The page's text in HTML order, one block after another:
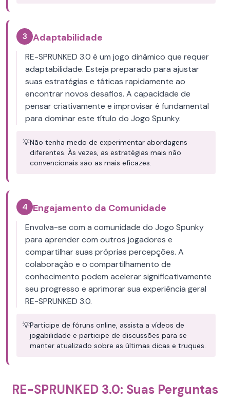
3 Adaptabilidade
RE-SPRUNKED 3.0 é um jogo dinâmico que requer
adaptabilidade. Esteja preparado para ajustar
suas estratégias e táticas rapidamente ao
encontrar novos desafios. A capacidade de
pensar criativamente e improvisar é fundamental
para dominar este título do Jogo Spunky.
💡Não tenha medo de experimentar abordagens
diferentes. Às vezes, as estratégias mais não
convencionais são as mais eficazes.
4 Engajamento da Comunidade
Envolva-se com a comunidade do Jogo Spunky
para aprender com outros jogadores e
compartilhar suas próprias percepções. A
colaboração e o compartilhamento de
conhecimento podem acelerar significativamente
seu progresso e aprimorar sua experiência geral
RE-SPRUNKED 3.0.
💡Participe de fóruns online, assista a vídeos de
jogabilidade e participe de discussões para se
manter atualizado sobre as últimas dicas e truques.
RE-SPRUNKED 3.0: Suas Perguntas